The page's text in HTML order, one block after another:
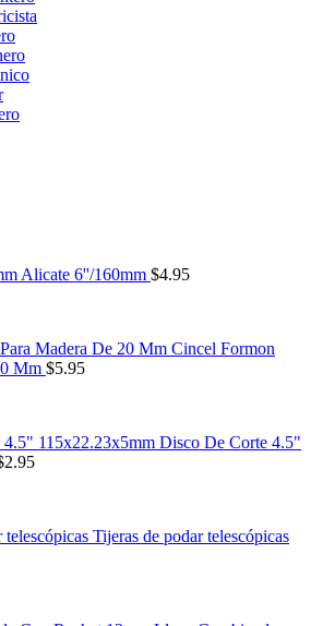
Alicate 6''/160mm $4.95
Cincel Formon
Mm $5.95
Disco De Corte 4.5"
2.95
Tijeras de podar telescópicas